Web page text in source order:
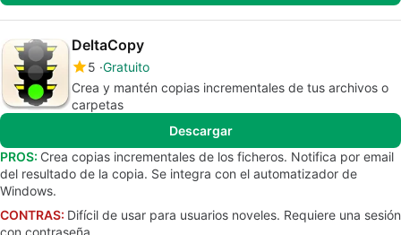
DeltaCopy
5 Gratuito
Crea y mantén copias incrementales de tus archivos o
carpetas
Descargar
PROS: Crea copias incrementales de los ficheros. Notifica por email
del resultado de la copia. Se integra con el automatizador de
Windows.
CONTRAS: Difícil de usar para usuarios noveles. Requiere una sesión
con contraseña.